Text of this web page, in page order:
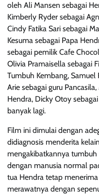
oleh Ali Mansen sebagai
Kimberly Ryder sebagai
Cindy Fatika Sari sebagai
Kesuma sebagai Papa
sebagai pemilik Cafe
Olivia Pramaisella sebagai
Tumbuh Kembang, Samuel
Arie sebagai guru
Hendra, Dicky Otoy
banyak lagi.
Film ini dimulai dengan
didiagnosis menderita
mengakibatkannya
dengan manusia normal
tua Hendra tetap
merawatnya dengan